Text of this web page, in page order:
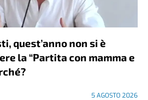
quest’anno non si è
la “Partita con mamma e
5 AGOSTO 2026